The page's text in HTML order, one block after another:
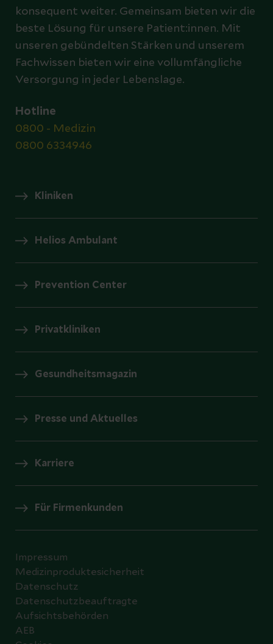
konsequent weiter. Gemeinsam bieten wir die
beste Lösung für unsere Patient:innen. Mit
unseren gebündelten Stärken und unserem
Fachwissen bieten wir eine vollumfängliche
Versorgung in jeder Lebenslage.
Hotline
0800 - Medizin
0800 6334946
Kliniken
Helios Ambulant
Prevention Center
Privatkliniken
Gesundheitsmagazin
Presse und Aktuelles
Karriere
Für Firmenkunden
Impressum
Medizinproduktesicherheit
Datenschutz
Datenschutzbeauftragte
Aufsichtsbehörden
AEB